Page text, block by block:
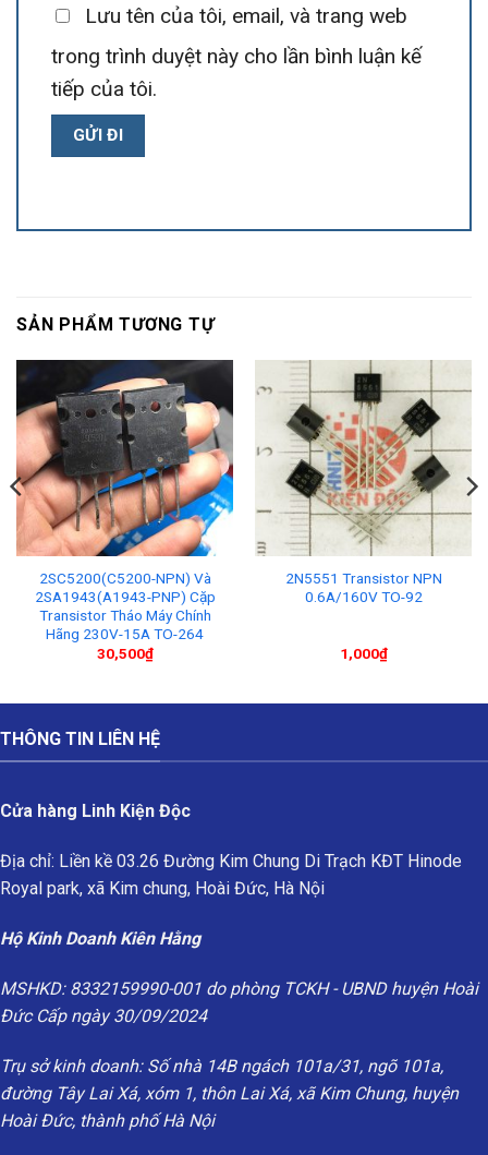
Lưu tên của tôi, email, và trang web
trong trình duyệt này cho lần bình luận kế
tiếp của tôi.
SẢN PHẨM TƯƠNG TỰ
2SC5200(C5200-NPN) Và
2SA1943(A1943-PNP) Cặp
Transistor Tháo Máy Chính
Hãng 230V-15A TO-264
30,500₫
2N5551 Transistor NPN
0.6A/160V TO-92
1,000₫
THÔNG TIN LIÊN HỆ
Cửa hàng Linh Kiện Độc
Địa chỉ: Liền kề 03.26 Đường Kim Chung Di Trạch KĐT Hinode
Royal park, xã Kim chung, Hoài Đức, Hà Nội
Hộ Kinh Doanh Kiên Hằng
MSHKD: 8332159990-001 do phòng TCKH - UBND huyện Hoài
Đức Cấp ngày 30/09/2024
Trụ sở kinh doanh: Số nhà 14B ngách 101a/31, ngõ 101a,
đường Tây Lai Xá, xóm 1, thôn Lai Xá, xã Kim Chung, huyện
Hoài Đức, thành phố Hà Nội